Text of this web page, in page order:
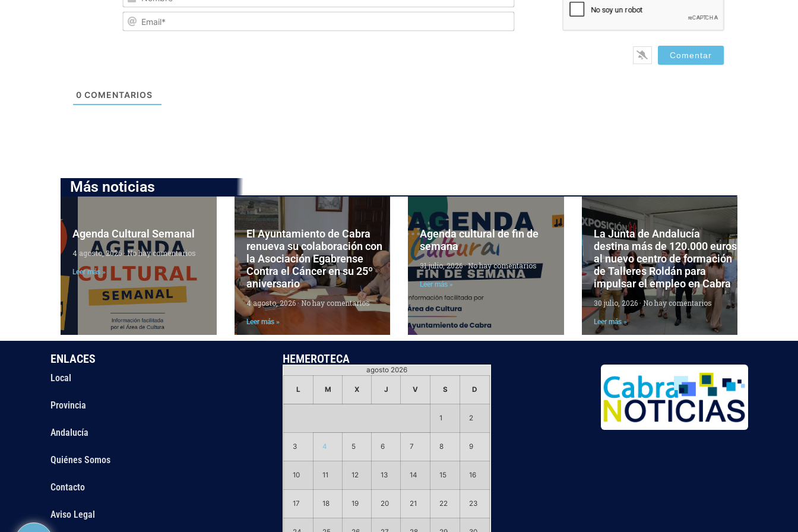
0 COMENTARIOS
Más noticias
Agenda Cultural Semanal
4 agosto, 2026 No hay comentarios
Leer más »
El Ayuntamiento de Cabra
renueva su colaboración con
la Asociación Egabrense
Contra el Cáncer en su 25º
aniversario
4 agosto, 2026 No hay comentarios
Leer más »
Agenda cultural de fin de
semana
31 julio, 2026No hay comentarios
Leer más »
La Junta de Andalucía
destina más de 120.000 euros
al nuevo centro de formación
de Talleres Roldán para
impulsar el empleo en Cabra
30 julio, 2026 No hay comentarios
Leer más »
ENLACES
Local
Provincia
Andalucía
Quiénes Somos
Contacto
Aviso Legal
HEMEROTECA
agosto 2026
L M X J V S D
1 2
3 4 5 6 7 8 9
10 11 12 13 14 15 16
17 18 19 20 21 22 23